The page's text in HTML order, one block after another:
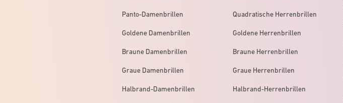
Panto-Damenbrillen
Goldene Damenbrillen
Braune Damenbrillen
Graue Damenbrillen
Halbrand-Damenbrillen
Quadratische Herrenbrillen
Goldene Herrenbrillen
Braune Herrenbrillen
Graue Herrenbrillen
Halbrand-Herrenbrillen